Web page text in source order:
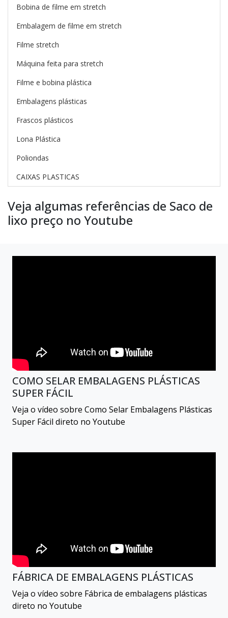
Bobina de filme em stretch
Embalagem de filme em stretch
Filme stretch
Máquina feita para stretch
Filme e bobina plástica
Embalagens plásticas
Frascos plásticos
Lona Plástica
Poliondas
CAIXAS PLASTICAS
Veja algumas referências de Saco de
lixo preço no Youtube
COMO SELAR EMBALAGENS PLÁSTICAS
SUPER FÁCIL
Veja o vídeo sobre Como Selar Embalagens Plásticas
Super Fácil direto no Youtube
FÁBRICA DE EMBALAGENS PLÁSTICAS
Veja o vídeo sobre Fábrica de embalagens plásticas
direto no Youtube